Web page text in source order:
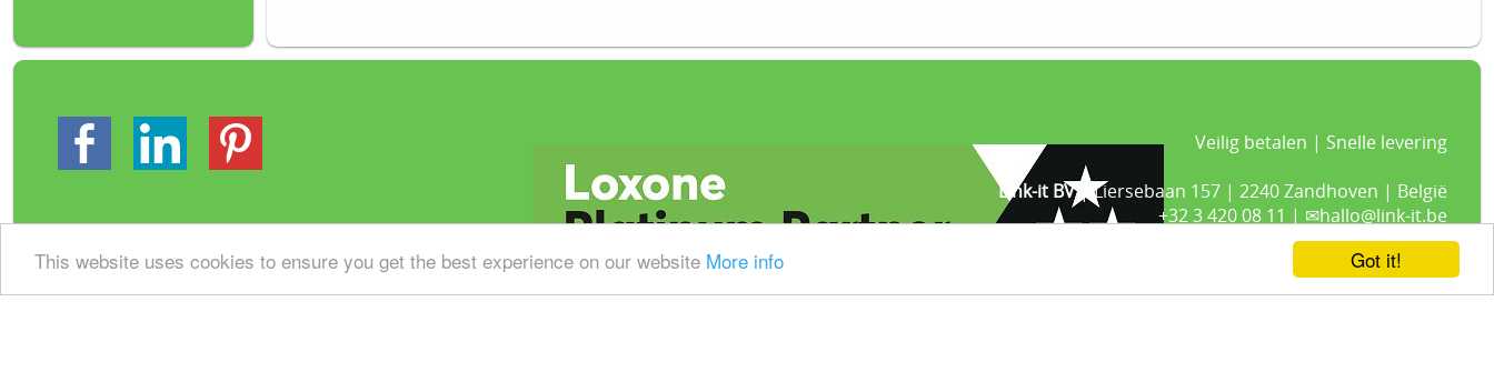
Got it!
This website uses cookies to ensure you get the best experience on our website More info
Veilig betalen | Snelle levering
Link-it BV| Liersebaan 157 | 2240 Zandhoven | België
+32 3 420 08 11 | ✉hallo@link-it.be
BTW: BE0648821122 | Fortis BE47 0017 8143 2480